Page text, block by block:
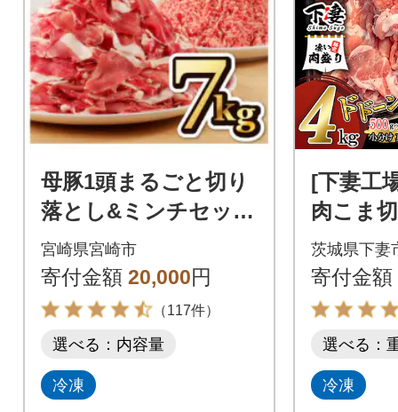
母豚1頭まるごと切り
落とし&ミンチセッ
ト 計7kg
宮崎県宮崎市
寄付金額 20,000円
（117件）
選べる：内容量
冷凍
[下妻工
肉こま
と
茨城県下妻
寄付金額
選べる：
冷凍